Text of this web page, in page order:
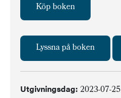
Köp boken
Lyssna på boken
Utgivningsdag: 2023-07-25